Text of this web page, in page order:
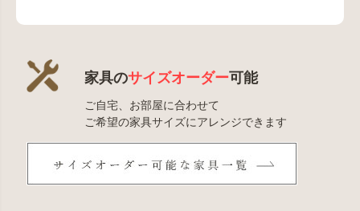
家具のサイズオーダー可能
ご自宅、お部屋に合わせて
ご希望の家具サイズにアレンジできます